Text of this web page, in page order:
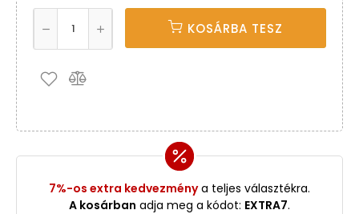
KOSÁRBA TESZ
7%-os extra kedvezménya teljes választékra.
A kosárban adja meg a kódot: EXTRA7.